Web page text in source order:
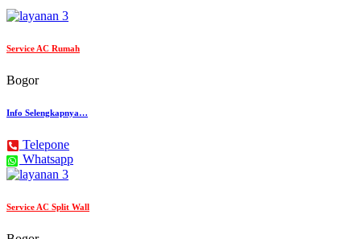
Service AC Rumah
Bogor
Info Selengkapnya…
Telepone
Whatsapp
Service AC Split Wall